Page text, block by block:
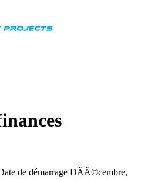
de démarrage DÃÂ©cembre,